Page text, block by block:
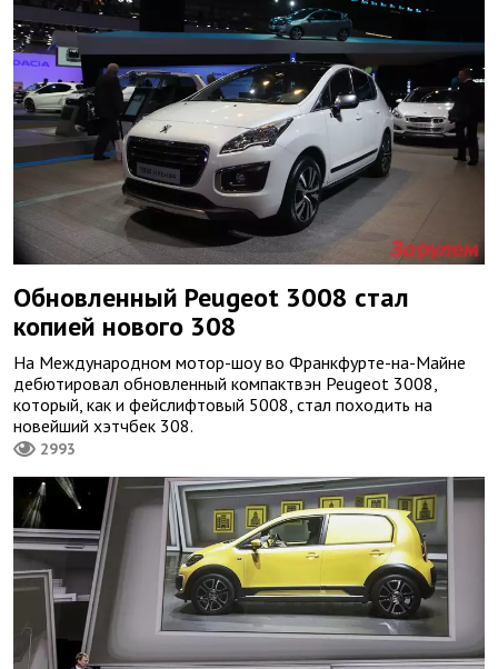
Обновленный Peugeot 3008 стал
копией нового 308
На Международном мотор-шоу во Франкфурте-на-Майне
дебютировал обновленный компактвэн Peugeot 3008,
который, как и фейслифтовый 5008, стал походить на
новейший хэтчбек 308.
2993